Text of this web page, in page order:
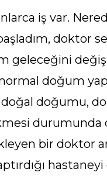
iş var.
doktor
geleceğini
doğum
doğumu,
bir doktor
hastaneyi